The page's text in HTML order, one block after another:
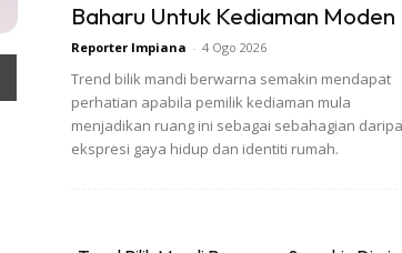
Baharu Untuk Kediaman Moden
Reporter Impiana - 4 Ogo 2026
Trend bilik mandi berwarna semakin mendapat
perhatian apabila pemilik kediaman mula
menjadikan ruang ini sebagai sebahagian
ekspresi gaya hidup dan identiti rumah.